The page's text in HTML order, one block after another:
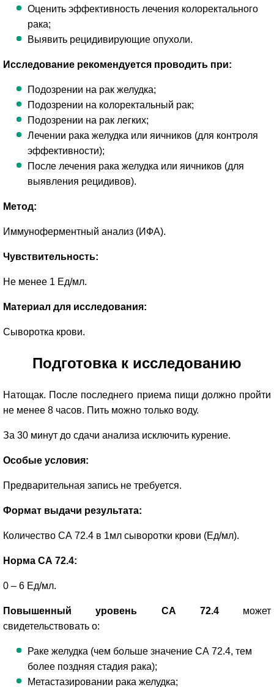
Оценить эффективность лечения колоректального
рака;
Выявить рецидивирующие опухоли.
Исследование рекомендуется проводить при:
Подозрении на рак желудка;
Подозрении на колоректальный рак;
Подозрении на рак легких;
Лечении рака желудка или яичников (для контроля
эффективности);
После лечения рака желудка или яичников (для
выявления рецидивов).
Метод:
Иммуноферментный анализ (ИФА).
Чувствительность:
Не менее 1 Ед/мл.
Материал для исследования:
Сыворотка крови.
Подготовка к исследованию
Натощак. После последнего приема пищи должно пройти
не менее 8 часов. Пить можно только воду.
За 30 минут до сдачи анализа исключить курение.
Особые условия:
Предварительная запись не требуется.
Формат выдачи результата:
Количество СА 72.4 в 1мл сыворотки крови (Ед/мл).
Норма СА 72.4:
0 – 6 Ед/мл.
Повышенный уровень СА 72.4 может
свидетельствовать о:
Раке желудка (чем больше значение СА 72.4, тем
более поздняя стадия рака);
Метастазировании рака желудка;